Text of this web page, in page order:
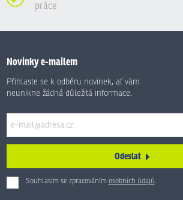
práce
Novinky e-mailem
Přihlaste se k odběru novinek, ať vám
neunikne žádná důležitá informace.
Odeslat
Souhlasím se zpracováním osobních údajů
Formulář